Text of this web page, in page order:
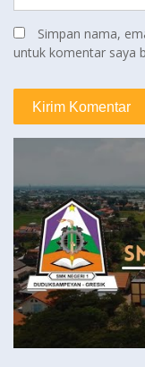
Simpan nama,
untuk komentar saya